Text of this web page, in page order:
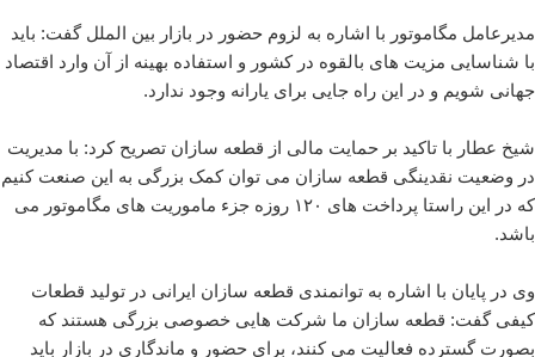
مدیرعامل مگاموتور با اشاره به لزوم حضور در بازار بین الملل گفت: باید
با شناسایی مزیت های بالقوه در کشور و استفاده بهینه از آن وارد اقتصاد
جهانی شویم و در این راه جایی برای یارانه وجود ندارد.
شیخ عطار با تاکید بر حمایت مالی از قطعه سازان تصریح کرد: با مدیریت
در وضعیت نقدینگی قطعه سازان می توان کمک بزرگی به این صنعت کنیم
که در این راستا پرداخت های ۱۲۰ روزه جزء ماموریت های مگاموتور می
باشد.
وی در پایان با اشاره به توانمندی قطعه سازان ایرانی در تولید قطعات
کیفی گفت: قطعه سازان ما شرکت هایی خصوصی بزرگی هستند که
بصورت گسترده فعالیت می کنند، برای حضور و ماندگاری در بازار باید